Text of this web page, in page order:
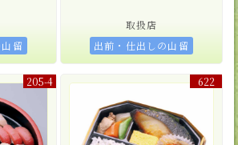
留
取扱店
出前・仕出しの山留
205-4 622